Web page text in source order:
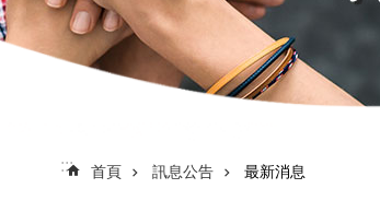
::: 首頁 訊息公告 最新消息